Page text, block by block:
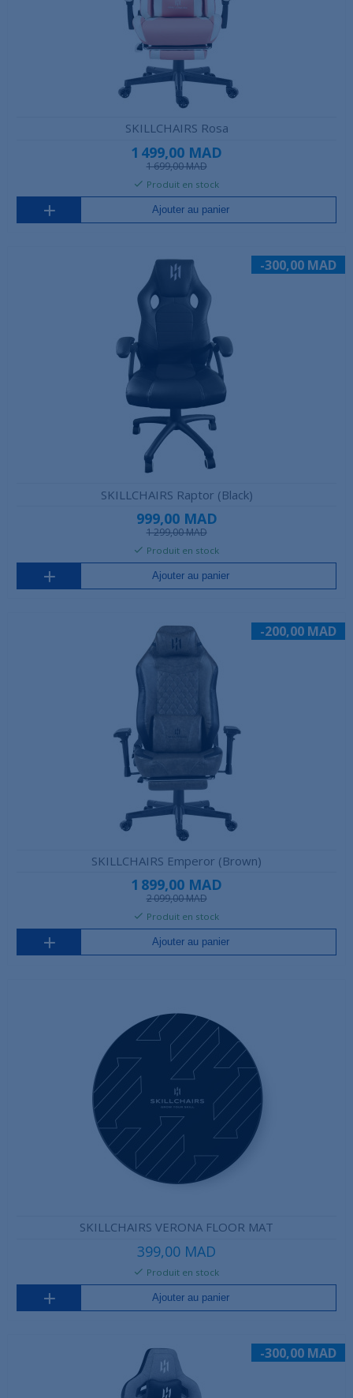
SKILLCHAIRS Rosa
1 499,00 MAD
1 699,00 MAD
Produit en stock
Ajouter au panier
-300,00 MAD
SKILLCHAIRS Raptor (Black)
999,00 MAD
1 299,00 MAD
Produit en stock
Ajouter au panier
-200,00 MAD
SKILLCHAIRS Emperor (Brown)
1 899,00 MAD
2 099,00 MAD
Produit en stock
Ajouter au panier
SKILLCHAIRS VERONA FLOOR MAT
399,00 MAD
Produit en stock
Ajouter au panier
-300,00 MAD